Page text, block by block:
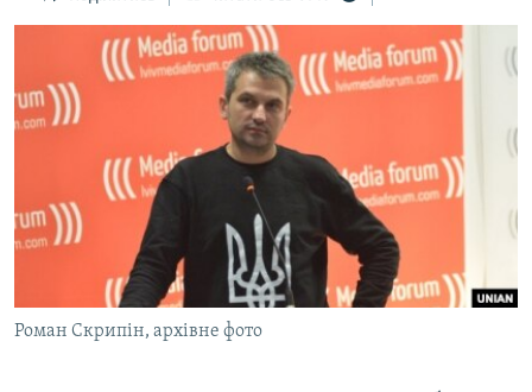
до
ІНТЕРВ'Ю
ВСЕ ЗА ДЕНЬ
СПЕЦПРОЕКТИ
ДЕПОРТАЦІЯ
ВІДЕОУРОКИ «ELIFBE»
СВІДЧЕННЯ ОКУПАЦІЇ
УКРАЇНСЬКА ПРОБЛЕМА КРИМУ
ІНФОГРАФІКА
ЯК ОБІЙТИ БЛОКУВАННЯ
Русский
Qırımtatar
ДОЛУЧАЙСЯ!
Роман Скрипін, архівне фото